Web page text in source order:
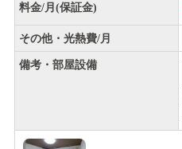
料金/月(保証金)
その他・光熱費/月
備考・部屋設備